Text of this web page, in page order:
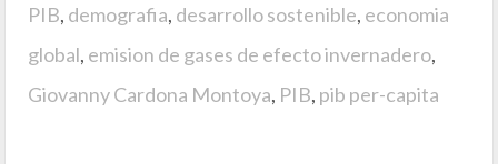
PIB, demografia, desarrollo sostenible, economia
global, emision de gases de efecto invernadero,
Giovanny Cardona Montoya, PIB, pib per-capita